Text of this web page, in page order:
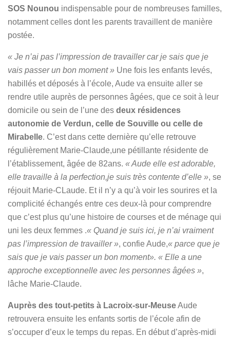
SOS Nounou indispensable pour de nombreuses familles,
notamment celles dont les parents travaillent de manière
postée.
« Je n’ai pas l’impression de travailler car je sais que je
vais passer un bon moment » Une fois les enfants levés,
habillés et déposés à l’école, Aude va ensuite aller se
rendre utile auprès de personnes âgées, que ce soit à leur
domicile ou sein de l’une des deux résidences
autonomie de Verdun, celle de Souville ou celle de
Mirabelle. C’est dans cette dernière qu’elle retrouve
régulièrement Marie-Claude,une pétillante résidente de
l’établissement, âgée de 82ans. « Aude elle est adorable,
elle travaille à la perfection,je suis très contente d’elle », se
réjouit Marie-CLaude. Et il n’y a qu’à voir les sourires et la
complicité échangés entre ces deux-là pour comprendre
que c’est plus qu’une histoire de courses et de ménage qui
uni les deux femmes .« Quand je suis ici, je n’ai vraiment
pas l’impression de travailler », confie Aude,« parce que je
sais que je vais passer un bon moment». « Elle a une
approche exceptionnelle avec les personnes âgées »,
lâche Marie-Claude.
Auprès des tout-petits à Lacroix-sur-MeuseAude
retrouvera ensuite les enfants sortis de l’école afin de
s’occuper d’eux le temps du repas. En début d’après-midi